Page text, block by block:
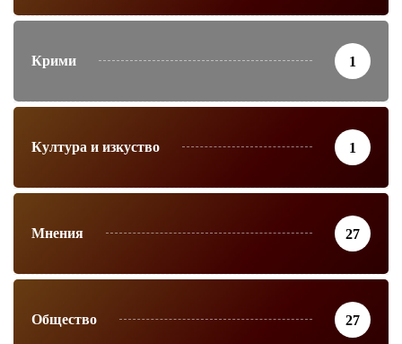
Крими 1
Култура и изкуство 1
Мнения 27
Общество 27